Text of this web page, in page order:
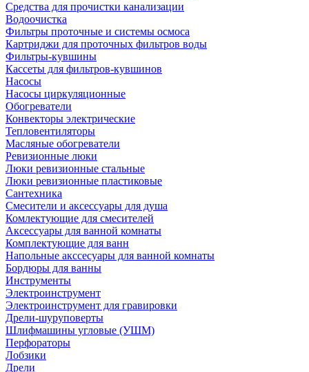
Средства для прочистки канализации
Водоочистка
Фильтры проточные и системы осмоса
Картриджи для проточных фильтров воды
Фильтры-кувшины
Кассеты для фильтров-кувшинов
Насосы
Насосы циркуляционные
Обогреватели
Конвекторы электрические
Тепловентиляторы
Масляные обогреватели
Ревизионные люки
Люки ревизионные стальные
Люки ревизионные пластиковые
Сантехника
Смесители и аксессуары для душа
Комлектующие для смесителей
Аксессуары для ванной комнаты
Комплектующие для ванн
Напольные акссесуары для ванной комнаты
Бордюры для ванны
Инструменты
Электроинструмент
Электроинструмент для гравировки
Дрели-шуруповерты
Шлифмашины угловые (УШМ)
Перфораторы
Лобзики
Дрели